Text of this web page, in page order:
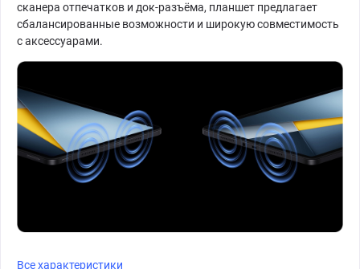
сканера отпечатков и док-разъёма, планшет предлагает
сбалансированные возможности и широкую совместимость
с аксессуарами.
Все характеристики